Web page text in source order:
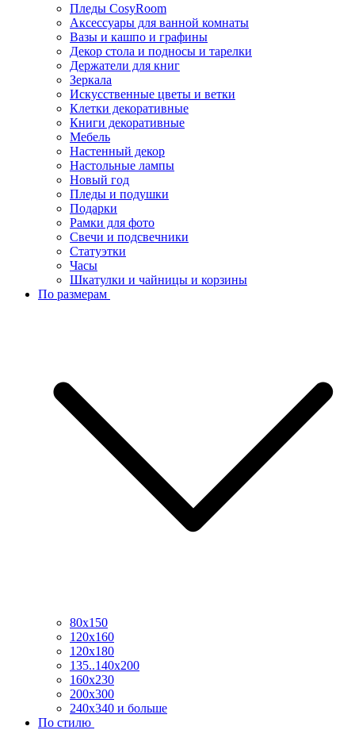
Пледы CosyRoom
Аксессуары для ванной комнаты
Вазы и кашпо и графины
Декор стола и подносы и тарелки
Держатели для книг
Зеркала
Искусcтвенные цветы и ветки
Клетки декоративные
Книги декоративные
Мебель
Настенный декор
Настольные лампы
Новый год
Пледы и подушки
Подарки
Рамки для фото
Свечи и подсвечники
Статуэтки
Часы
Шкатулки и чайницы и корзины
По размерам
80х150
120х160
120х180
135..140х200
160х230
200х300
240х340 и больше
По стилю